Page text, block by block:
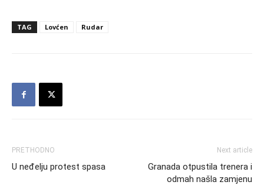
TAG Lovćen Rudar
PRETHODNO
U neđelju protest spasa
Next article
Granada otpustila trenera i
odmah našla zamjenu